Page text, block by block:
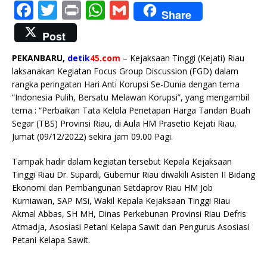
F
a
c
e
b
o
o
k
T
w
it
te
r
P
n
t
W
s
A
p
p
G
m
l
Share
Post
PEKANBARU, detik45.com – Kejaksaan Tinggi (Kejati) Riau
laksanakan Kegiatan Focus Group Discussion (FGD) dalam
rangka peringatan Hari Anti Korupsi Se-Dunia dengan tema
“Indonesia Pulih, Bersatu Melawan Korupsi”, yang mengambil
tema : “Perbaikan Tata Kelola Penetapan Harga Tandan Buah
Segar (TBS) Provinsi Riau, di Aula HM Prasetio Kejati Riau,
Jumat (09/12/2022) sekira jam 09.00 Pagi.
Tampak hadir dalam kegiatan tersebut Kepala Kejaksaan
Tinggi Riau Dr. Supardi, Gubernur Riau diwakili Asisten II Bidang
Ekonomi dan Pembangunan Setdaprov Riau HM Job
Kurniawan, SAP MSi, Wakil Kepala Kejaksaan Tinggi Riau
Akmal Abbas, SH MH, Dinas Perkebunan Provinsi Riau Defris
Atmadja, Asosiasi Petani Kelapa Sawit dan Pengurus Asosiasi
Petani Kelapa Sawit.